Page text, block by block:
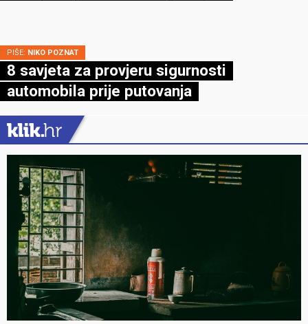
PIŠE: NIKO POZNAT
8 savjeta za provjeru sigurnosti
automobila prije putovanja